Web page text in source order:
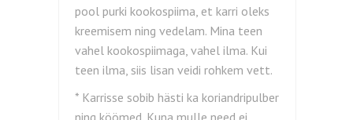
pool purki kookospiima, et karri oleks
kreemisem ning vedelam. Mina teen
vahel kookospiimaga, vahel ilma. Kui
teen ilma, siis lisan veidi rohkem vett.
* Karrisse sobib hästi ka koriandripulber
ning köömed. Kuna mulle need ei